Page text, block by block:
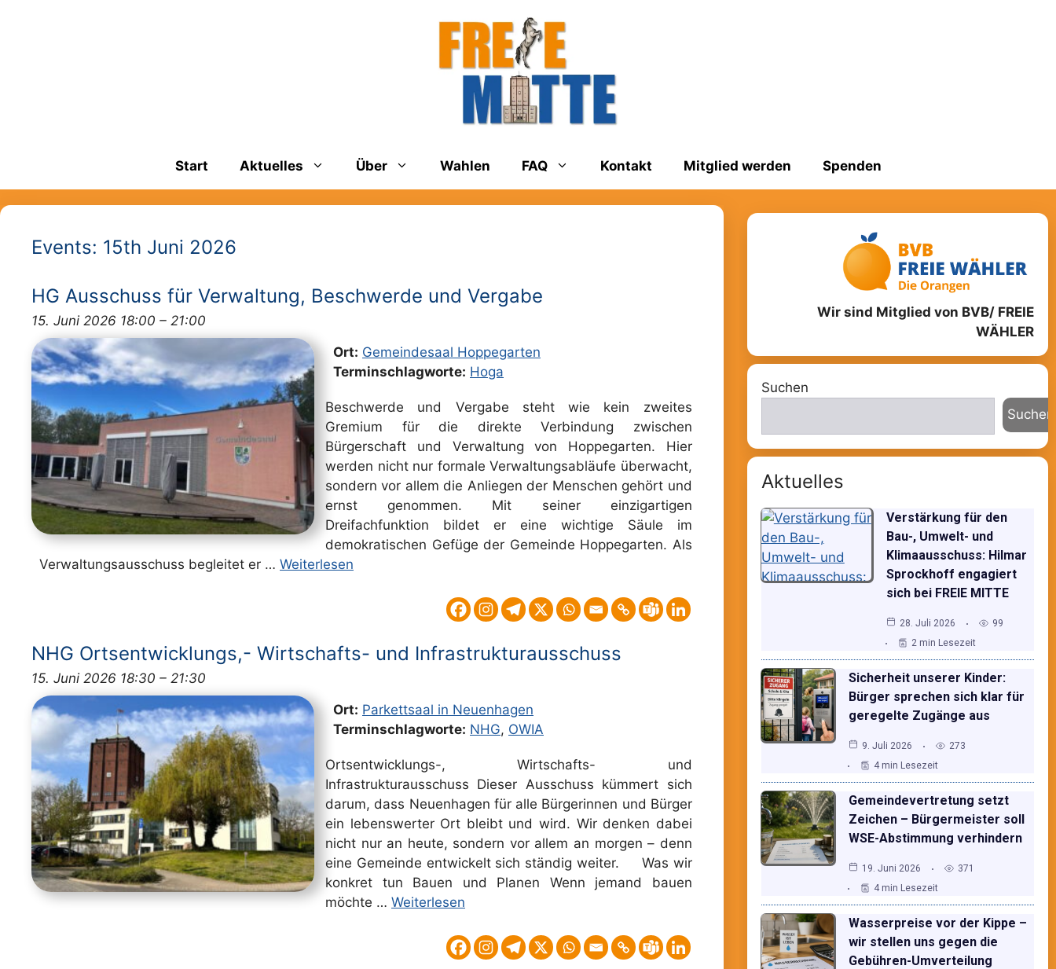
Start Aktuelles Über Wahlen FAQ Kontakt Mitglied werden Spenden
Events: 15th Juni 2026
HG Ausschuss für Verwaltung, Beschwerde und Vergabe
15. Juni 2026 18:00 – 21:00
Ort: Gemeindesaal Hoppegarten
Terminschlagworte: Hoga
Beschwerde und Vergabe steht wie kein zweites
Gremium für die direkte Verbindung zwischen
Bürgerschaft und Verwaltung von Hoppegarten. Hier
werden nicht nur formale Verwaltungsabläufe überwacht,
sondern vor allem die Anliegen der Menschen gehört und
ernst genommen. Mit seiner einzigartigen
Dreifachfunktion bildet er eine wichtige Säule im
demokratischen Gefüge der Gemeinde Hoppegarten. Als
Verwaltungsausschuss begleitet er … Weiterlesen
NHG Ortsentwicklungs,- Wirtschafts- und Infrastrukturausschuss
15. Juni 2026 18:30 – 21:30
Ort: Parkettsaal in Neuenhagen
Terminschlagworte: NHG, OWIA
Ortsentwicklungs-, Wirtschafts- und
Infrastrukturausschuss Dieser Ausschuss kümmert sich
darum, dass Neuenhagen für alle Bürgerinnen und Bürger
ein lebenswerter Ort bleibt und wird. Wir denken dabei
nicht nur an heute, sondern vor allem an morgen – denn
eine Gemeinde entwickelt sich ständig weiter. Was wir
konkret tun Bauen und Planen Wenn jemand bauen
möchte … Weiterlesen
Wir sind Mitglied von BVB/ FREIE
WÄHLER
Suchen
Suchen
Aktuelles
Verstärkung für den
Bau-, Umwelt- und
Klimaausschuss: Hilmar
Sprockhoff engagiert
sich bei FREIE MITTE
28. Juli 2026
99
2 min Lesezeit
Sicherheit unserer Kinder:
Bürger sprechen sich klar für
geregelte Zugänge aus
9. Juli 2026
273
4 min Lesezeit
Gemeindevertretung setzt
Zeichen – Bürgermeister soll
WSE-Abstimmung verhindern
19. Juni 2026
371
4 min Lesezeit
Wasserpreise vor der Kippe –
wir stellen uns gegen die
Gebühren-Umverteilung